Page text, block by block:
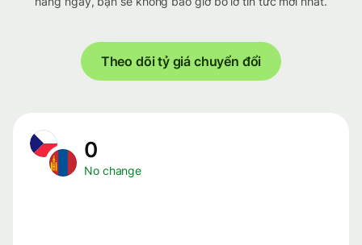
Theo dõi tỷ giá chuyển đổi
0
No change